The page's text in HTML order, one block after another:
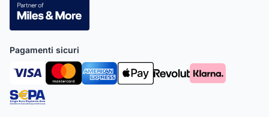
Pagamenti sicuri